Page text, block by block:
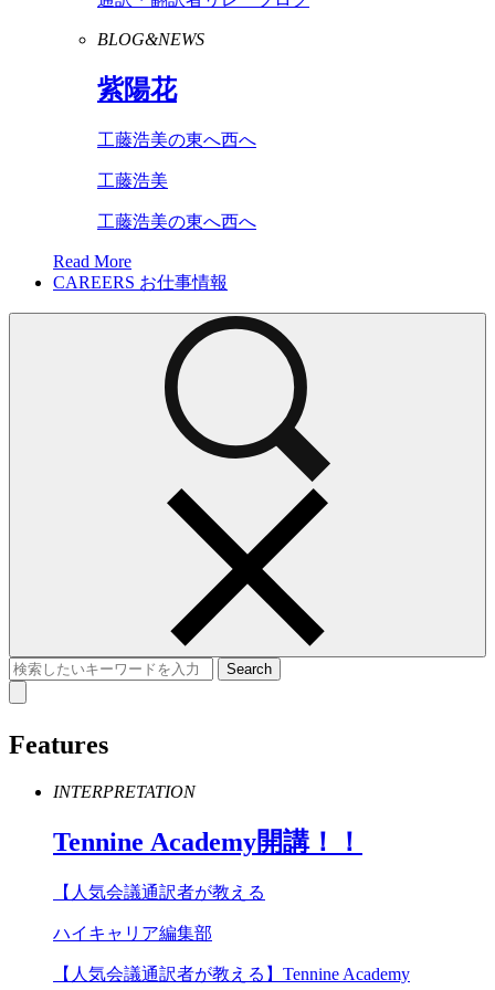
BLOG&NEWS
紫陽花
工藤浩美の東へ西へ
工藤浩美
工藤浩美の東へ西へ
Read More
CAREERS お仕事情報
Features
INTERPRETATION
Tennine Academy開講！！
【人気会議通訳者が教える
ハイキャリア編集部
【人気会議通訳者が教える】Tennine Academy